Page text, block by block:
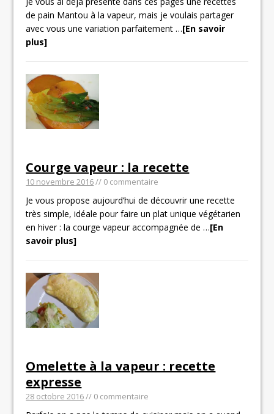
de pain Mantou à la vapeur, mais je voulais partager
avec vous une variation parfaitement…[En savoir
plus]
Courge vapeur : la recette
10 novembre 2016// 0 commentaire
Je vous propose aujourd’hui de découvrir une recette
très simple, idéale pour faire un plat unique végétarien
en hiver : la courge vapeur accompagnée de…[En
savoir plus]
Omelette à la vapeur : recette
expresse
28 octobre 2016// 0 commentaire